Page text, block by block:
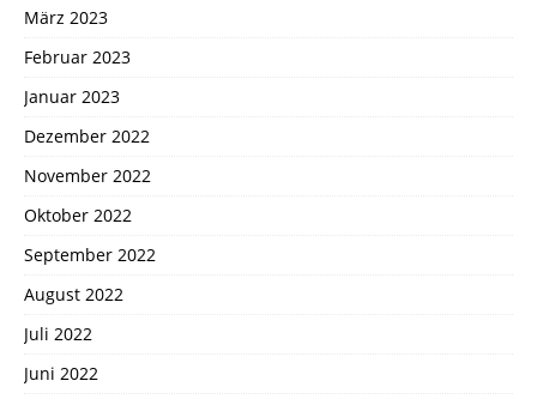
März 2023
Februar 2023
Januar 2023
Dezember 2022
November 2022
Oktober 2022
September 2022
August 2022
Juli 2022
Juni 2022